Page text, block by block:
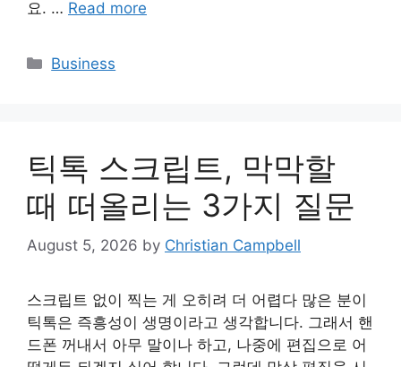
요. … Read more
Categories
Business
틱톡 스크립트, 막막할
때 떠올리는 3가지 질문
August 5, 2026 by Christian Campbell
스크립트 없이 찍는 게 오히려 더 어렵다 많은 분이
틱톡은 즉흥성이 생명이라고 생각합니다. 그래서 핸
드폰 꺼내서 아무 말이나 하고, 나중에 편집으로 어